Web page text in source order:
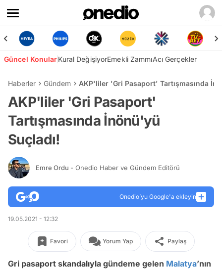
Güncel KonularKural DeğişiyorEmekli ZammıAcı Gerçekler
Haberler Gündem AKP'liler 'Gri Pasaport' Tartışmasında
AKP'liler 'Gri Pasaport'
Tartışmasında İnönü'yü
Suçladı!
Emre Ordu - Onedio Haber ve Gündem Editörü
Onedio’yu Google'a ekleyin
19.05.2021 - 12:32
Favori Yorum Yap Paylaş
Gri pasaport skandalıyla gündeme gelen Malatya’nın